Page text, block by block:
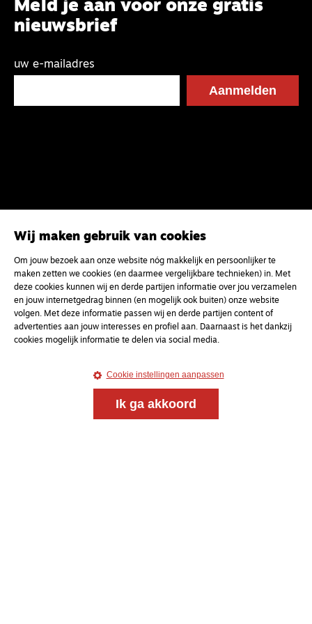
Meld je aan voor onze gratis
nieuwsbrief
uw e-mailadres
Onderweg is een platform voor ontmoeting, vorming
en gesprek voor christenen onderweg, in het bijzonder
voor de Nederlandse Gereformeerde Kerken.
Wij maken gebruik van cookies
Om jouw bezoek aan onze website nóg makkelijk en persoonlijker te
maken zetten we cookies (en daarmee vergelijkbare technieken) in. Met
deze cookies kunnen wij en derde partijen informatie over jou verzamelen
en jouw internetgedrag binnen (en mogelijk ook buiten) onze website
volgen. Met deze informatie passen wij en derde partijen content of
advertenties aan jouw interesses en profiel aan. Daarnaast is het dankzij
cookies mogelijk informatie te delen via social media.
Cookie instellingen aanpassen
Ik ga akkoord